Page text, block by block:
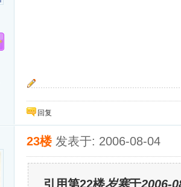
“按预定计划，岁寒只能把大家送到这里，她
回复
23楼 发表于: 2006-08-04
引用第22楼岁寒于2006-